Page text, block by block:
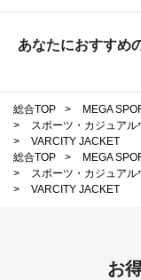
あなたにおすすめ
総合TOP > MEGA
>
スポーツ・カジュアル
>
VARCITY JACKET
総合TOP
> MEGA
>
スポーツ・カジュアル
>
VARCITY JACKET
お